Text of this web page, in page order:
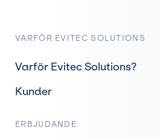
VARFÖR EVITEC SOLUTIONS
Varför Evitec Solutions?
Kunder
ERBJUDANDE